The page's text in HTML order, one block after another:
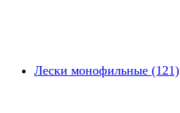
Лески монофильные (121)